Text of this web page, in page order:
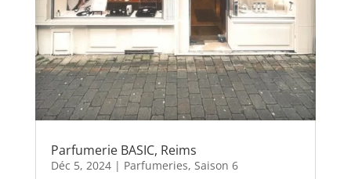
Parfumerie BASIC, Reims
Déc 5, 2024| Parfumeries, Saison 6